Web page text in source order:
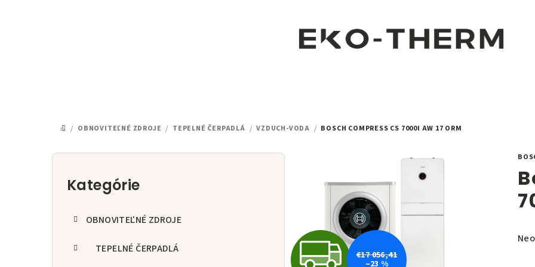
DOMOV
/ OBNOVITEĽNÉ ZDROJE / TEPELNÉ ČERPADLÁ / VZDUCH-VODA / BOSCH COMPRESS CS 7000I AW 17 ORM
B
Preskočiť
kategórie
Kategórie
OBNOVITEĽNÉ ZDROJE
TEPELNÉ ČERPADLÁ
Z€17 056,41
–23 %